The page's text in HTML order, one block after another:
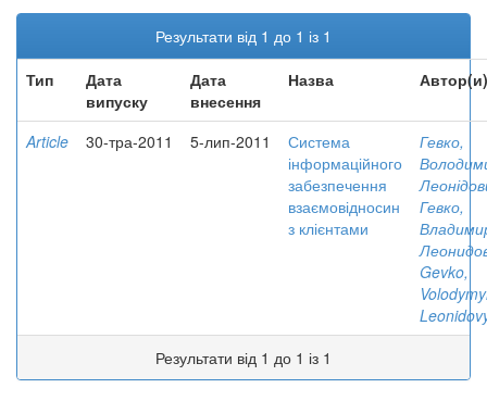
Результати від 1 до 1 із 1
Тип
Дата
випуску
Дата
внесення
Назва Автор(и)
Article 30-тра-2011 5-лип-2011
Система
інформаційного
забезпечення
взаємовідносин
з клієнтами
Гевко,
Гевко,
Gevko,
Результати від 1 до 1 із 1